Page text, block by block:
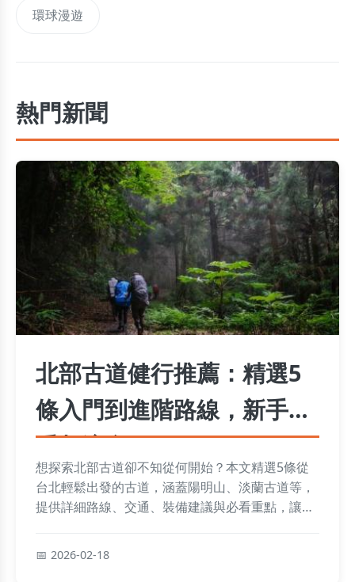
環球漫遊
熱門新聞
北部古道健行推薦：精選5
條入門到進階路線，新手老
手都適合
想探索北部古道卻不知從何開始？本文精選5條從
台北輕鬆出發的古道，涵蓋陽明山、淡蘭古道等，
提供詳細路線、交通、裝備建議與必看重點，讓你
2026-02-18